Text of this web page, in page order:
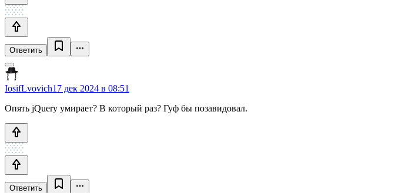
Ответить
IosifLvovich17 дек 2024 в 08:51
Опять jQuery умирает? В который раз? Гуф бы позавидовал.
Ответить